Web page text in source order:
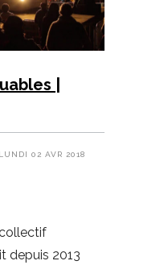
|
02 AVR 2018
depuis 2013